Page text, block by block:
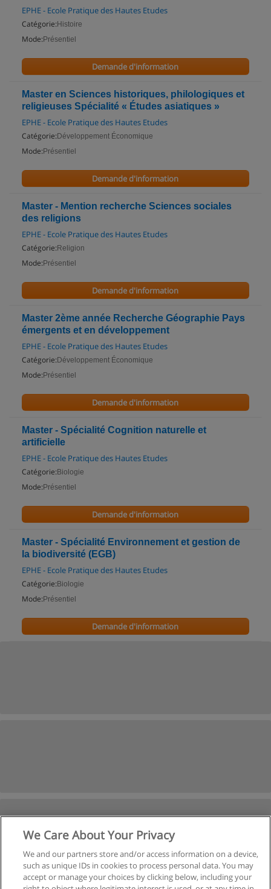
EPHE - Ecole Pratique des Hautes Etudes
Catégorie: Histoire
Mode: Présentiel
Demande d'information
Master en Sciences historiques, philologiques et
religieuses Spécialité « Études asiatiques »
EPHE - Ecole Pratique des Hautes Etudes
Catégorie: Développement Économique
Mode: Présentiel
Demande d'information
Master - Mention recherche Sciences sociales
des religions
EPHE - Ecole Pratique des Hautes Etudes
Catégorie: Religion
Mode: Présentiel
Demande d'information
Master 2ème année Recherche Géographie Pays
émergents et en développement
EPHE - Ecole Pratique des Hautes Etudes
Catégorie: Développement Économique
Mode: Présentiel
Demande d'information
Master - Spécialité Cognition naturelle et
artificielle
EPHE - Ecole Pratique des Hautes Etudes
Catégorie: Biologie
Mode: Présentiel
Demande d'information
Master - Spécialité Environnement et gestion de
la biodiversité (EGB)
EPHE - Ecole Pratique des Hautes Etudes
Catégorie: Biologie
Mode: Présentiel
Demande d'information
We Care About Your Privacy
We and our partners store and/or access information on a device,
such as unique IDs in cookies to process personal data. You may
accept or manage your choices by clicking below, including your